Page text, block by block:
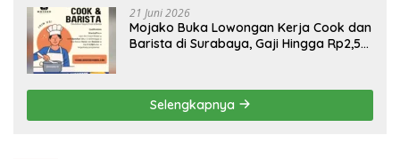
21 Juni 2026
Mojako Buka Lowongan Kerja Cook dan
Barista di Surabaya, Gaji Hingga Rp2,5
Selengkapnya